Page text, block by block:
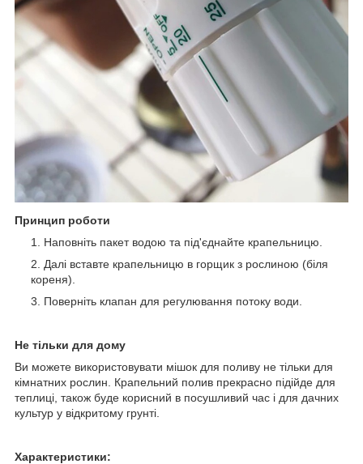
Принцип роботи
Наповніть пакет водою та під'єднайте крапельницю.
Далі вставте крапельницю в горщик з рослиною (біля
кореня).
Поверніть клапан для регулювання потоку води.
Не тільки для дому
Ви можете використовувати мішок для поливу не тільки для
кімнатних рослин. Крапельний полив прекрасно підійде для
теплиці, також буде корисний в посушливий час і для дачних
культур у відкритому грунті.
Характеристики: